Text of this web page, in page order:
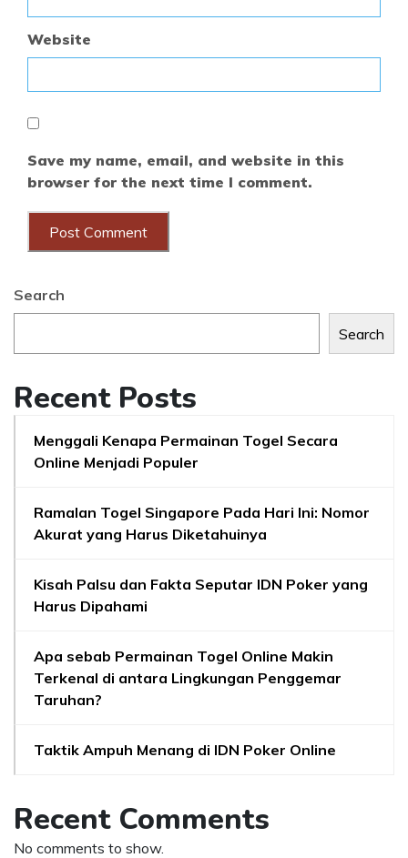
Website
Save my name, email, and website in this
browser for the next time I comment.
Search
Search
Recent Posts
Menggali Kenapa Permainan Togel Secara
Online Menjadi Populer
Ramalan Togel Singapore Pada Hari Ini: Nomor
Akurat yang Harus Diketahuinya
Kisah Palsu dan Fakta Seputar IDN Poker yang
Harus Dipahami
Apa sebab Permainan Togel Online Makin
Terkenal di antara Lingkungan Penggemar
Taruhan?
Taktik Ampuh Menang di IDN Poker Online
Recent Comments
No comments to show.